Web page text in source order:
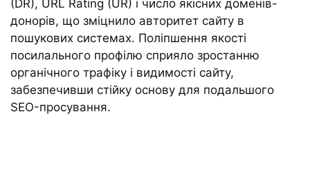
(DR), URL Rating (UR) і число якісних доменів-
донорів, що зміцнило авторитет сайту в
пошукових системах. Поліпшення якості
посилального профілю сприяло зростанню
органічного трафіку і видимості сайту,
забезпечивши стійку основу для подальшого
SEO-просування.